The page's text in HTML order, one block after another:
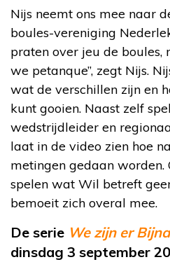
Nijs neemt ons mee naar
boules-vereniging
praten over jeu de boules,
we petanque”, zegt Nijs.
wat de verschillen zijn en
kunt gooien. Naast zelf
wedstrijdleider en
laat in de video zien hoe
metingen gedaan worden.
spelen wat Wil betreft
bemoeit zich overal mee.
De serie We zijn er
dinsdag 3 september